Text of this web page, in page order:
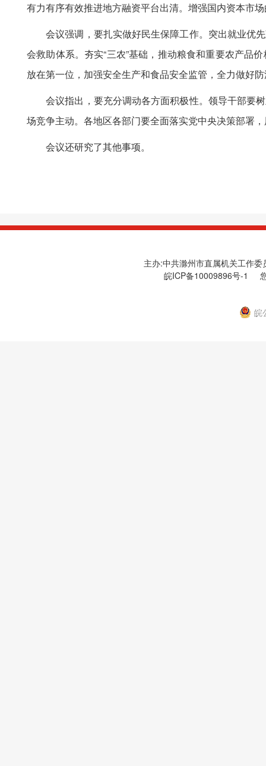
有力有序有效推进地方融资平台出清。增强国内资本市
会议强调，要扎实做好民生保障工作。突出就业优先
会救助体系。夯实“三农”基础，推动粮食和重要农产品
放在第一位，加强安全生产和食品安全监管，全力做好
会议指出，要充分调动各方面积极性。领导干部要树
场竞争主动。各地区各部门要全面落实党中央决策部署
会议还研究了其他事项。
主办:中共滁州市直属机关工作
皖ICP备10009896号-1
您
皖